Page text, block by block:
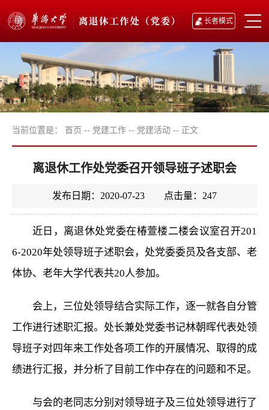
长者模式
当前位置是： 首页 -- 党建工作 -- 党建活动 -- 正文
离退休工作处党委召开领导班子述职会
发布日期：2020-07-23 点击量： 247
近日，离退休处党委在椿萱楼二楼会议室召开201
6-2020年处领导班子述职会，处党委委员及各支部、老
体协、老年大学代表共20人参加。
会上，三位处领导结合实际工作，逐一就各自分管
工作进行述职汇报。处长兼处党委书记林朝晖代表处领
导班子对四年来工作处各项工作的开展情况、取得的成
绩进行汇报，并分析了目前工作中存在的问题和不足。
与会的老同志分别对领导班子及三位处领导进行了